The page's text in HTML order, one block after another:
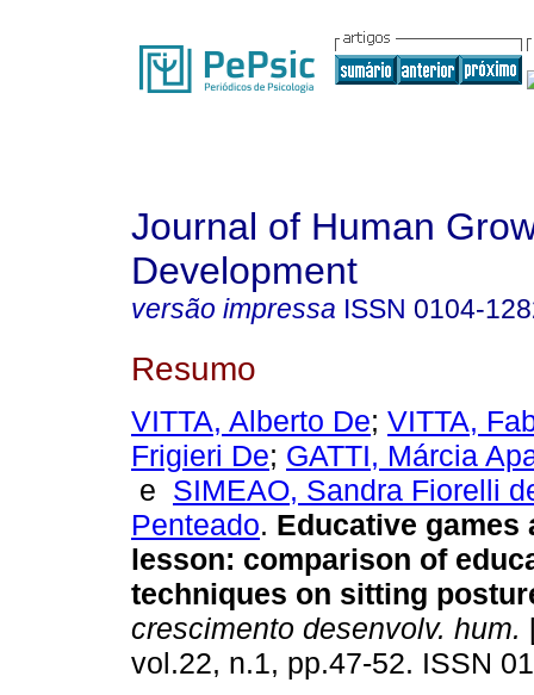
Journal of Human
Development
versão impressa ISSN 0104-
Resumo
VITTA, Alberto De; VITTA,
Frigieri De; GATTI, Márcia
e SIMEAO, Sandra Fiorelli
Penteado. Educative games
lesson: comparison of
techniques on sitting
crescimento desenvolv. hum.
vol.22, n.1, pp.47-52. ISSN